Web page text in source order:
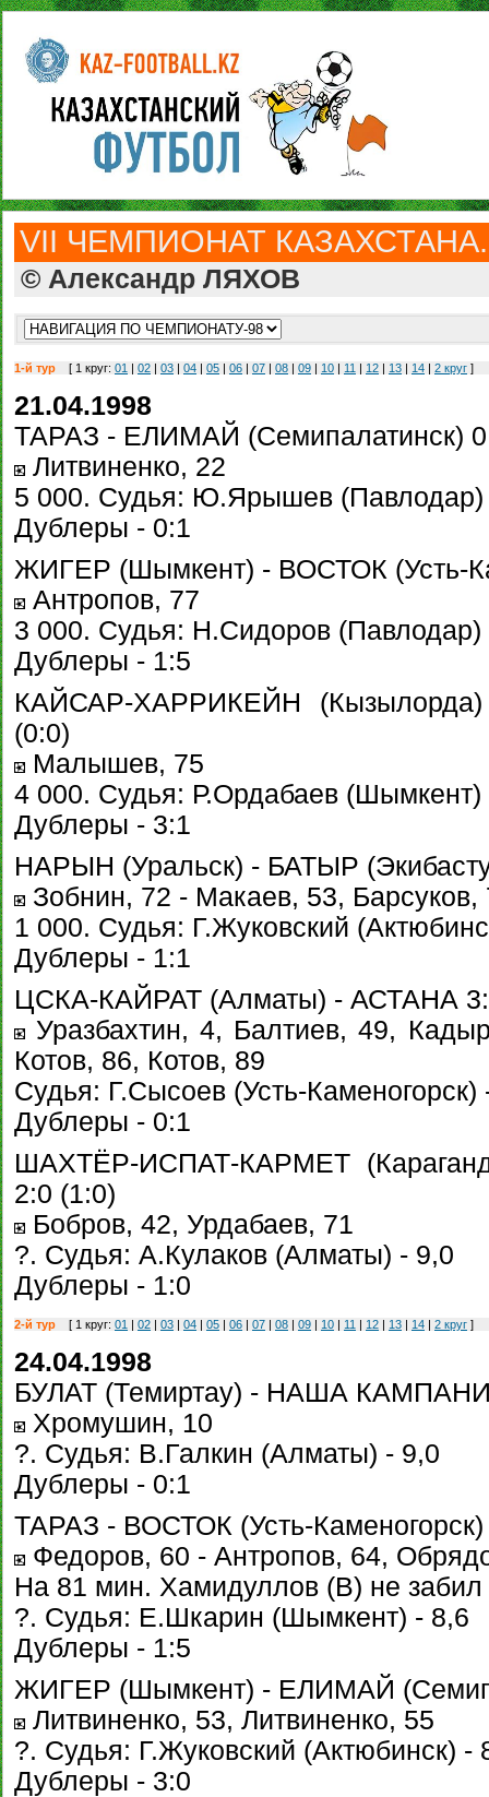
VII ЧЕМПИОНАТ
© Александр ЛЯХОВ
1-й тур [ 1 круг: 01 | 02 | 03 | 04 | 05 | 06 | 07 | 08 | 09 | 10 | 11 | 12 | 13 | 14 | 2 круг ]
21.04.1998
ТАРАЗ - ЕЛИМАЙ (Семипалатинск)
Литвиненко, 22
5 000. Судья: Ю.Ярышев (Павлодар)
Дублеры - 0:1
ЖИГЕР (Шымкент) - ВОСТОК (Усть-
Антропов, 77
3 000. Судья: Н.Сидоров (Павлодар)
Дублеры - 1:5
КАЙСАР-ХАРРИКЕЙН
(0:0)
Малышев, 75
4 000. Судья: Р.Ордабаев (Шымкент)
Дублеры - 3:1
НАРЫН (Уральск) - БАТЫР
Зобнин, 72 - Макаев, 53,
1 000. Судья: Г.Жуковский
Дублеры - 1:1
ЦСКА-КАЙРАТ (Алматы) - АСТАНА
Уразбахтин, 4, Балтиев, 49,
Котов, 86, Котов, 89
Судья: Г.Сысоев (Усть-Каменогорск)
Дублеры - 0:1
ШАХТЁР-ИСПАТ-КАРМЕТ
2:0 (1:0)
Бобров, 42, Урдабаев, 71
?. Судья: А.Кулаков (Алматы) - 9,0
Дублеры - 1:0
2-й тур [ 1 круг: 01 | 02 | 03 | 04 | 05 | 06 | 07 | 08 | 09 | 10 | 11 | 12 | 13 | 14 | 2 круг ]
24.04.1998
БУЛАТ (Темиртау) - НАША
Хромушин, 10
?. Судья: В.Галкин (Алматы) - 9,0
Дублеры - 0:1
ТАРАЗ - ВОСТОК (Усть-Каменогорск)
Федоров, 60 - Антропов, 64,
На 81 мин. Хамидуллов (В) не забил
?. Судья: Е.Шкарин (Шымкент) - 8,6
Дублеры - 1:5
ЖИГЕР (Шымкент) - ЕЛИМАЙ
Литвиненко, 53, Литвиненко, 55
?. Судья: Г.Жуковский (Актюбинск) -
Дублеры - 3:0